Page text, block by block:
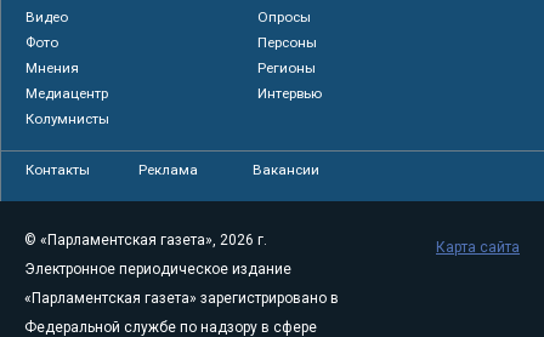
Видео
Опросы
Фото
Персоны
Мнения
Регионы
Медиацентр
Интервью
Колумнисты
Контакты Реклама Вакансии
© «Парламентская газета», 2026 г.
Электронное периодическое издание
«Парламентская газета» зарегистрировано в
Федеральной службе по надзору в сфере
Карта сайта